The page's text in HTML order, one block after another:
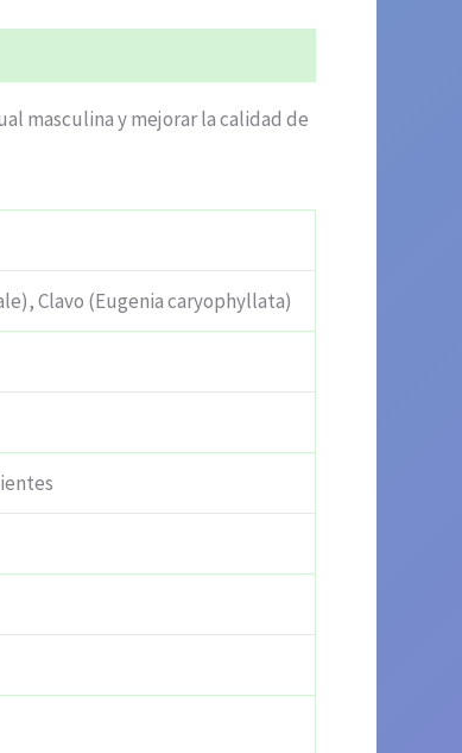
masculina y mejorar la calidad de
Clavo (Eugenia caryophyllata)